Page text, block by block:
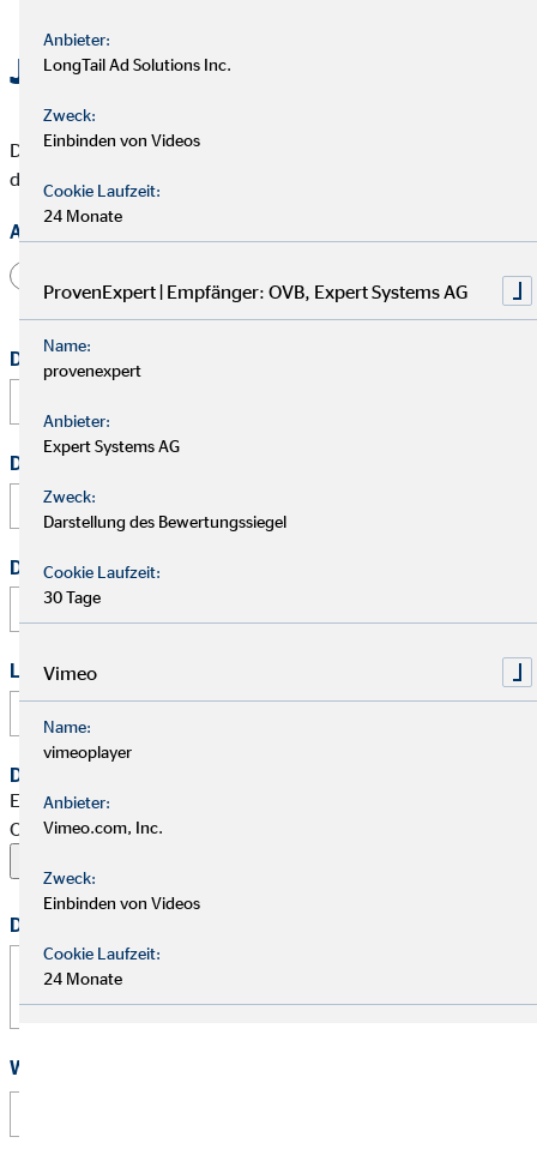
Jetzt bewerben
Die mit * gekennzeichneten Felder müssen ausgefüllt werden,
damit wir Deine Bewerbung bearbeiten können.
Anrede
Dein vollständiger Name
Deine E-Mail Adresse
Deine Telefonnummer
Link zu Deinem Business-Profil (Xing / LinkedIn / andere)
Dein Begleitschreiben
Erlaubte Formate: PDF, Word, ZIP, OpenOffice,
OpenDocument, JPG, PNG, BMP | Maximal 20 MB
Deine Nachricht
Wie hast Du von uns erfahren?
Anbieter:
LongTail Ad Solutions Inc.
Zweck:
Einbinden von Videos
Cookie Laufzeit:
24 Monate
ProvenExpert | Empfänger: OVB, Expert Systems AG
Name:
provenexpert
Anbieter:
Expert Systems AG
Zweck:
Darstellung des Bewertungssiegel
Cookie Laufzeit:
30 Tage
Vimeo
Name:
vimeoplayer
Anbieter:
Vimeo.com, Inc.
Zweck:
Einbinden von Videos
Cookie Laufzeit:
24 Monate